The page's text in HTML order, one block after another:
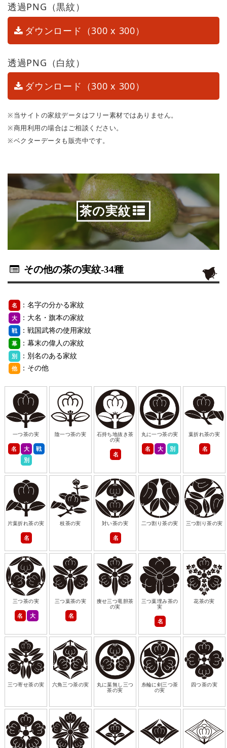
透過PNG（黒紋）
ダウンロード（300 x 300）
透過PNG（白紋）
ダウンロード（300 x 300）
※当サイトの家紋データはフリー素材ではありません。
※商用利用の場合はご相談ください。
※ベクターデータも販売中です。
茶の実紋
その他の茶の実紋-34種
名 ：名字の分かる家紋
大 ：大名・旗本の家紋
戦 ：戦国武将の使用家紋
幕 ：幕末の偉人の家紋
別 ：別名のある家紋
他 ：その他
一つ茶の実
名 大
戦
別
陰一つ茶の実
石持ち地抜き茶
の実
名
丸に一つ茶の実
名 大 別
葉折れ茶の実
名
片葉折れ茶の実
名
枝茶の実 対い茶の実
名
二つ割り茶の実 三つ割り茶の実
三つ茶の実
名 大
三つ葉茶の実
名
痩せ三つ竜胆茶
の実
三つ葉埋み茶の
実
名
花茶の実
三つ寄せ茶の実 六角三つ茶の実
丸に葉無し三つ
茶の実
糸輪に剣三つ茶
の実
四つ茶の実